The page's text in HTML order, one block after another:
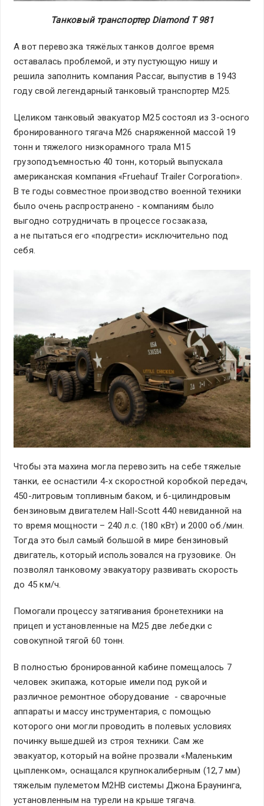
Танковый транспортер Diamond T 981
А вот перевозка тяжёлых танков долгое время
оставалась проблемой, и эту пустующую нишу и
решила заполнить компания Paccar, выпустив в 1943
году свой легендарный танковый транспортер M25.
Целиком танковый эвакуатор М25 состоял из 3-осного
бронированного тягача M26 снаряженной массой 19
тонн и тяжелого низкорамного трала M15
грузоподъемностью 40 тонн, который выпускала
американская компания «Fruehauf Trailer Corporation».
В те годы совместное производство военной техники
было очень распространено - компаниям было
выгодно сотрудничать в процессе госзаказа,
а не пытаться его «подгрести» исключительно под
себя.
Чтобы эта махина могла перевозить на себе тяжелые
танки, ее оснастили 4-х скоростной коробкой передач,
450-литровым топливным баком, и 6-цилиндровым
бензиновым двигателем Hall-Scott 440 невиданной на
то время мощности – 240 л.с. (180 кВт) и 2000 об./мин.
Тогда это был самый большой в мире бензиновый
двигатель, который использовался на грузовике. Он
позволял танковому эвакуатору развивать скорость
до 45 км/ч.
Помогали процессу затягивания бронетехники на
прицеп и установленные на М25 две лебедки с
совокупной тягой 60 тонн.
В полностью бронированной кабине помещалось 7
человек экипажа, которые имели под рукой и
различное ремонтное оборудование - сварочные
аппараты и массу инструментария, с помощью
которого они могли проводить в полевых условиях
починку вышедшей из строя техники. Сам же
эвакуатор, который на войне прозвали «Маленьким
цыпленком», оснащался крупнокалиберным (12,7 мм)
тяжелым пулеметом M2HB системы Джона Браунинга,
установленным на турели на крыше тягача.